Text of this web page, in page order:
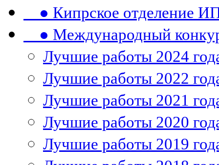
● Кипрское отделение
● Международный
Лучшие работы 2024
Лучшие работы 2022
Лучшие работы 2021
Лучшие работы 2020
Лучшие работы 2019